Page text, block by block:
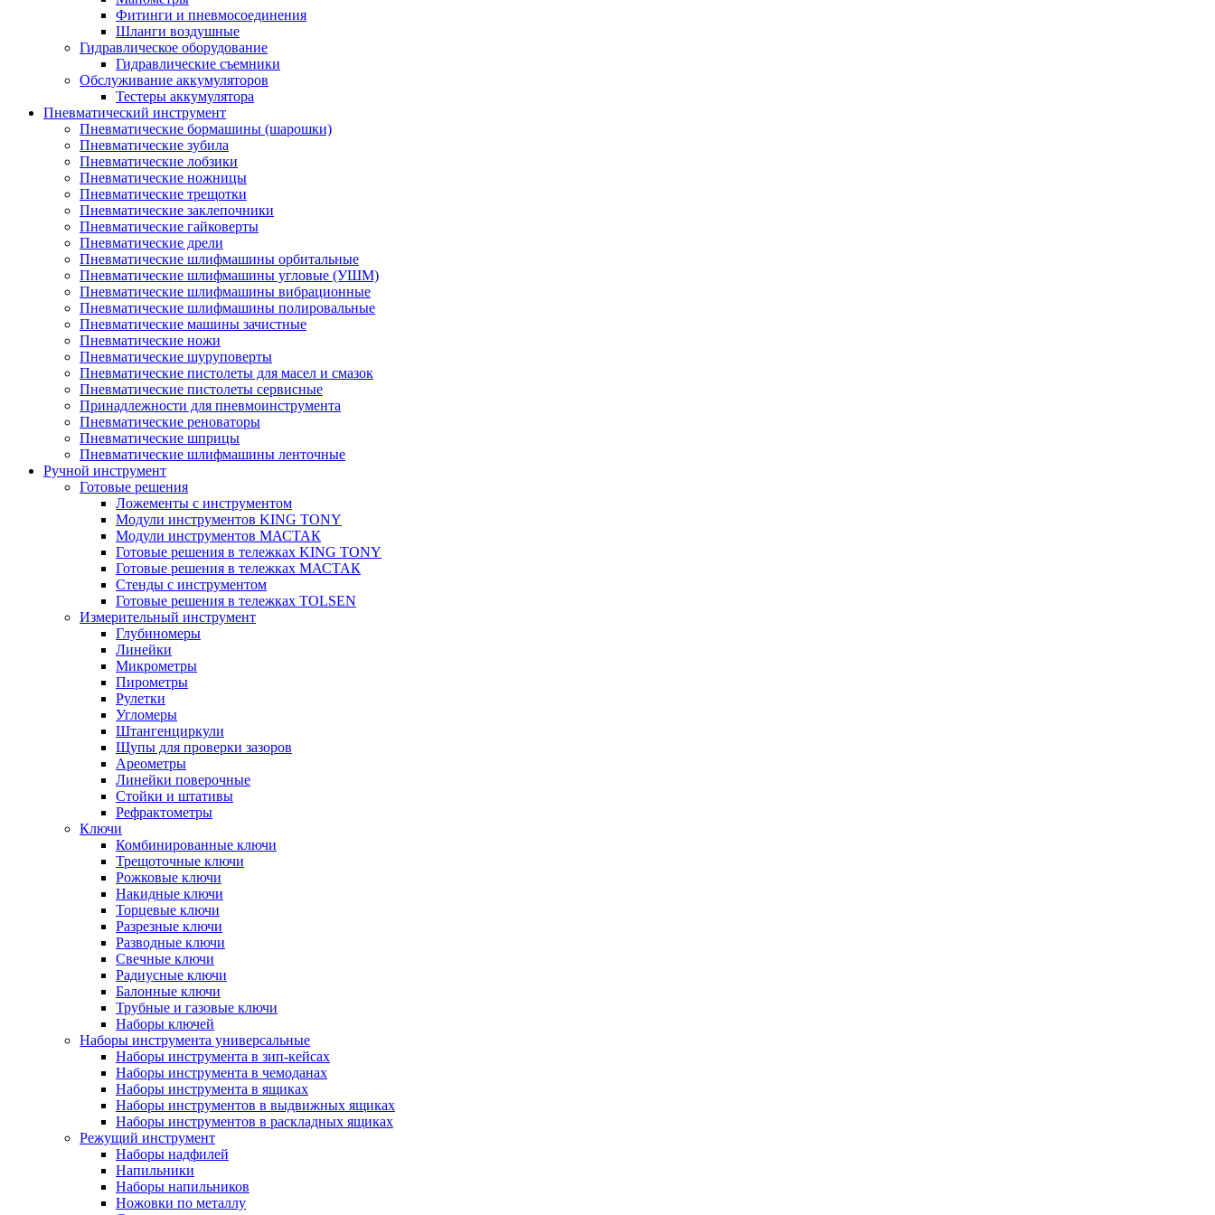
Фитинги и пневмосоединения
Шланги воздушные
Гидравлическое оборудование
Гидравлические съемники
Обслуживание аккумуляторов
Тестеры аккумулятора
Пневматический инструмент
Пневматические бормашины (шарошки)
Пневматические зубила
Пневматические лобзики
Пневматические ножницы
Пневматические трещотки
Пневматические заклепочники
Пневматические гайковерты
Пневматические дрели
Пневматические шлифмашины орбитальные
Пневматические шлифмашины угловые (УШМ)
Пневматические шлифмашины вибрационные
Пневматические шлифмашины полировальные
Пневматические машины зачистные
Пневматические ножи
Пневматические шуруповерты
Пневматические пистолеты для масел и смазок
Пневматические пистолеты сервисные
Принадлежности для пневмоинструмента
Пневматические реноваторы
Пневматические шприцы
Пневматические шлифмашины ленточные
Ручной инструмент
Готовые решения
Ложементы с инструментом
Модули инструментов KING TONY
Модули инструментов МАСТАК
Готовые решения в тележках KING TONY
Готовые решения в тележках МАСТАК
Стенды с инструментом
Готовые решения в тележках TOLSEN
Измерительный инструмент
Глубиномеры
Линейки
Микрометры
Пирометры
Рулетки
Угломеры
Штангенциркули
Щупы для проверки зазоров
Ареометры
Линейки поверочные
Стойки и штативы
Рефрактометры
Ключи
Комбинированные ключи
Трещоточные ключи
Рожковые ключи
Накидные ключи
Торцевые ключи
Разрезные ключи
Разводные ключи
Свечные ключи
Радиусные ключи
Балонные ключи
Трубные и газовые ключи
Наборы ключей
Наборы инструмента универсальные
Наборы инструмента в зип-кейсах
Наборы инструмента в чемоданах
Наборы инструмента в ящиках
Наборы инструментов в выдвижных ящиках
Наборы инструментов в раскладных ящиках
Режущий инструмент
Наборы надфилей
Напильники
Наборы напильников
Ножовки по металлу